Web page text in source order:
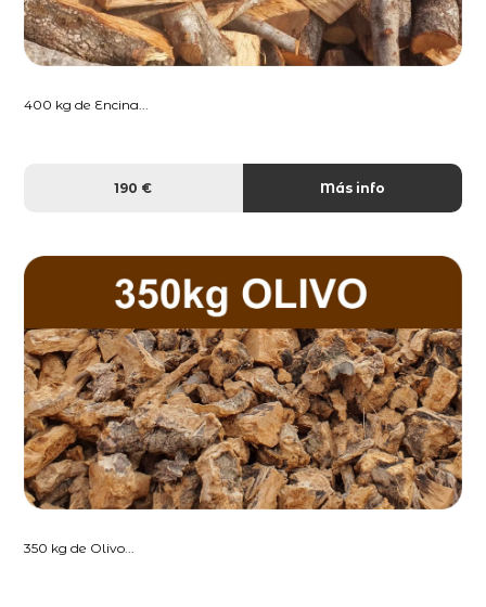
400 kg de Encina...
190 € Más info
350 kg de Olivo...